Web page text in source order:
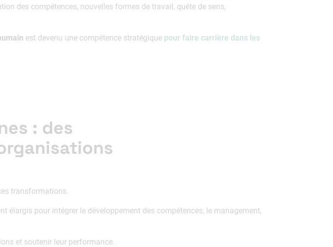
des compétences, nouvelles formes de travail, quête de sens,
est devenu une compétence stratégique pour faire carrière dans les
: des
transformations.
élargis pour intégrer le développement des compétences, le management,
et soutenir leur performance.